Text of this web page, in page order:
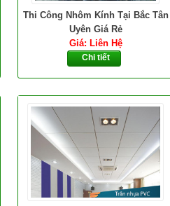
Thi Công Nhôm Kính Tại Bắc Tân
Uyên Giá Rẻ
Giá: Liên Hệ
Chi tiết